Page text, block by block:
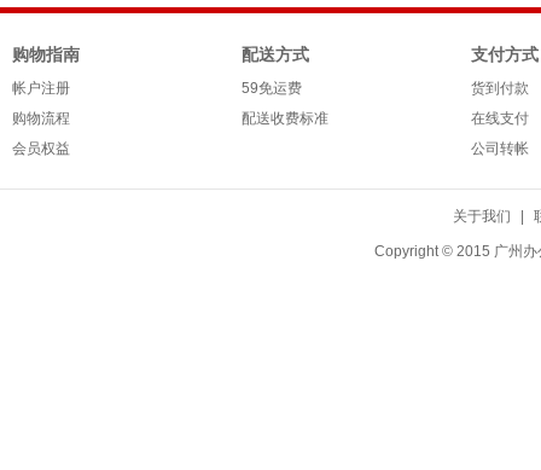
购物指南
帐户注册
购物流程
会员权益
配送方式
59免运费
配送收费标准
支付方式
货到付款
在线支付
公司转帐
关于我们
Copyright © 2015 广州办